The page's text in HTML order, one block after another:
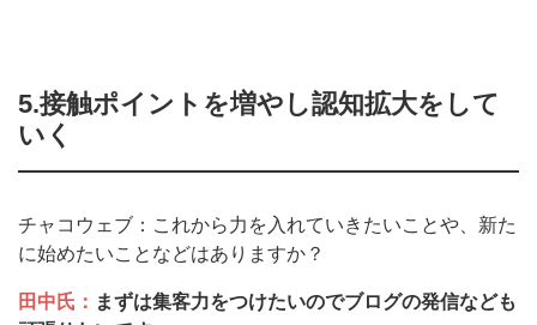
5.接触ポイントを増やし認知拡大をして
いく
チャコウェブ：これから力を入れていきたいことや、新た
に始めたいことなどはありますか？
田中氏： まずは集客力をつけたいのでブログの発信なども